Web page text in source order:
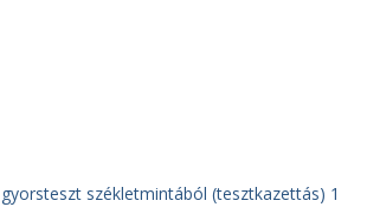
székletmintából (tesztkazettás) 1